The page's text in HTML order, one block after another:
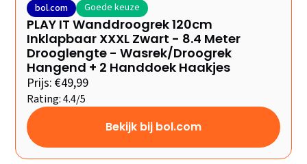
bol.com Goede keuze
PLAY IT Wanddroogrek 120cm
Inklapbaar XXXL Zwart - 8.4 Meter
Drooglengte - Wasrek/Droogrek
Hangend + 2 Handdoek Haakjes
Prijs: €49,99
Rating: 4.4/5
Bekijk bij bol.com